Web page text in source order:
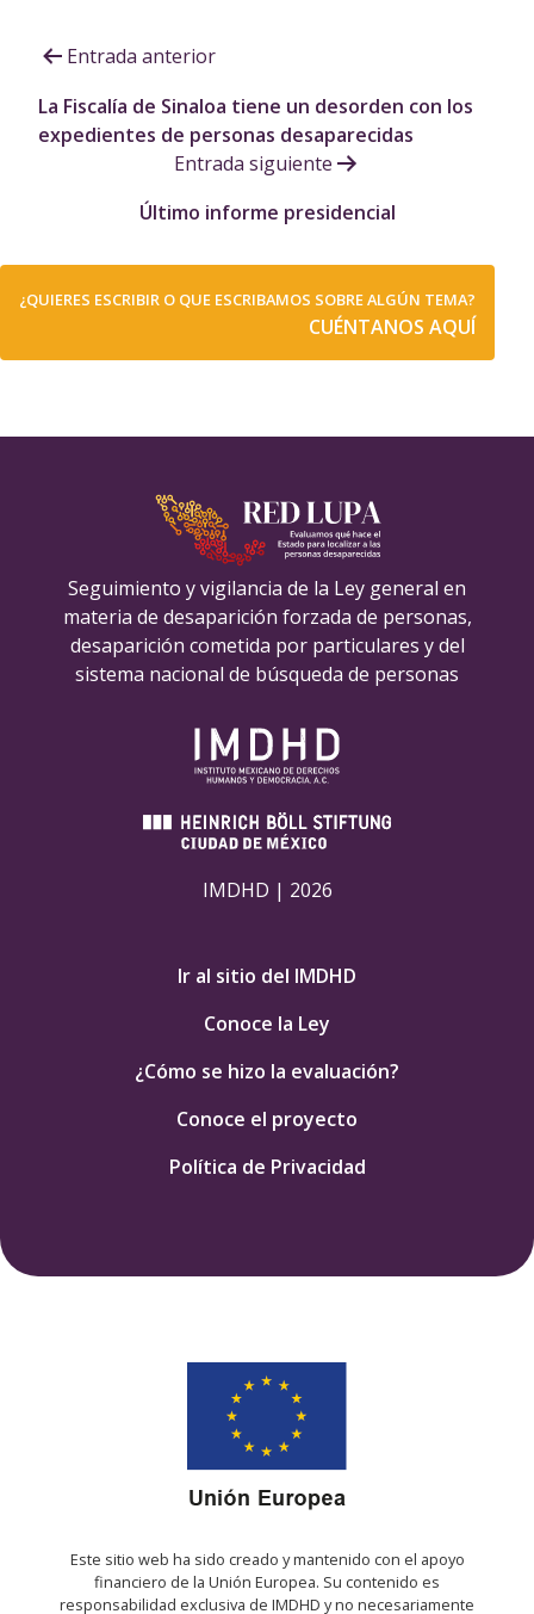
Navegación
de
entradas
Entrada anterior
La Fiscalía de Sinaloa tiene un desorden con los
expedientes de personas desaparecidas
Entrada siguiente
Último informe presidencial
¿QUIERES ESCRIBIR O QUE ESCRIBAMOS SOBRE ALGÚN TEMA?
CUÉNTANOS AQUÍ
Seguimiento y vigilancia de la Ley general en
materia de desaparición forzada de personas,
desaparición cometida por particulares y del
sistema nacional de búsqueda de personas
IMDHD | 2026
Ir al sitio del IMDHD
Conoce la Ley
¿Cómo se hizo la evaluación?
Conoce el proyecto
Política de Privacidad
Este sitio web ha sido creado y mantenido con el apoyo
financiero de la Unión Europea. Su contenido es
responsabilidad exclusiva de IMDHD y no necesariamente